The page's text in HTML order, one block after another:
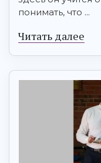
понимать, что ...
Читать далее